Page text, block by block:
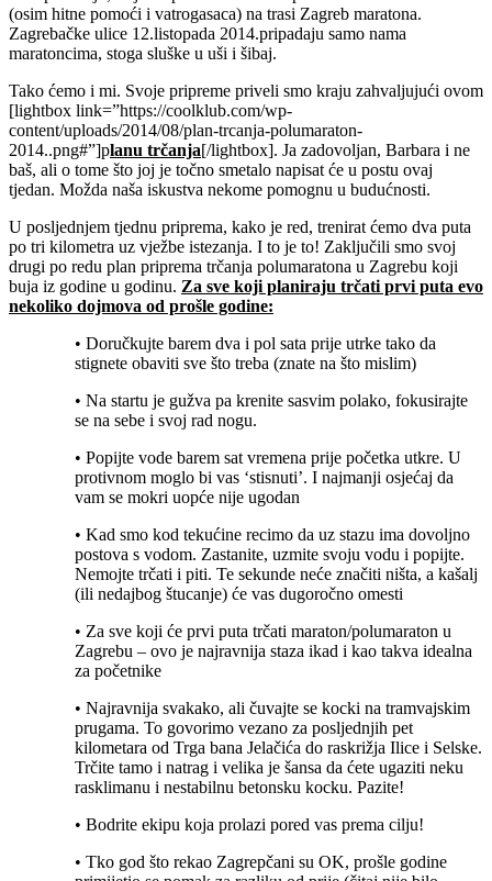
(osim hitne pomoći i vatrogasaca) na trasi Zagreb maratona.
Zagrebačke ulice 12.listopada 2014.pripadaju samo nama
maratoncima, stoga sluške u uši i šibaj.
Tako ćemo i mi. Svoje pripreme priveli smo kraju zahvaljujući ovom
[lightbox link=”https://coolklub.com/wp-
content/uploads/2014/08/plan-trcanja-polumaraton-
2014..png#”]planu trčanja[/lightbox]. Ja zadovoljan, Barbara i ne
baš, ali o tome što joj je točno smetalo napisat će u postu ovaj
tjedan. Možda naša iskustva nekome pomognu u budućnosti.
U posljednjem tjednu priprema, kako je red, trenirat ćemo dva puta
po tri kilometra uz vježbe istezanja. I to je to! Zaključili smo svoj
drugi po redu plan priprema trčanja polumaratona u Zagrebu koji
buja iz godine u godinu. Za sve koji planiraju trčati prvi puta evo
nekoliko dojmova od prošle godine:
• Doručkujte barem dva i pol sata prije utrke tako da
stignete obaviti sve što treba (znate na što mislim)
• Na startu je gužva pa krenite sasvim polako, fokusirajte
se na sebe i svoj rad nogu.
• Popijte vode barem sat vremena prije početka utkre. U
protivnom moglo bi vas ‘stisnuti’. I najmanji osjećaj da
vam se mokri uopće nije ugodan
• Kad smo kod tekućine recimo da uz stazu ima dovoljno
postova s vodom. Zastanite, uzmite svoju vodu i popijte.
Nemojte trčati i piti. Te sekunde neće značiti ništa, a kašalj
(ili nedajbog štucanje) će vas dugoročno omesti
• Za sve koji će prvi puta trčati maraton/polumaraton u
Zagrebu – ovo je najravnija staza ikad i kao takva idealna
za početnike
• Najravnija svakako, ali čuvajte se kocki na tramvajskim
prugama. To govorimo vezano za posljednjih pet
kilometara od Trga bana Jelačića do raskrižja Ilice i Selske.
Trčite tamo i natrag i velika je šansa da ćete ugaziti neku
rasklimanu i nestabilnu betonsku kocku. Pazite!
• Bodrite ekipu koja prolazi pored vas prema cilju!
• Tko god što rekao Zagrepčani su OK, prošle godine